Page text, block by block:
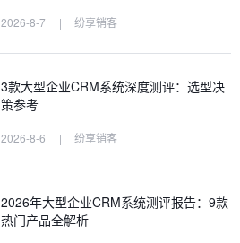
2026-8-7 | 纷享销客
3款大型企业CRM系统深度测评：选型决
策参考
2026-8-6 | 纷享销客
2026年大型企业CRM系统测评报告：9款
热门产品全解析